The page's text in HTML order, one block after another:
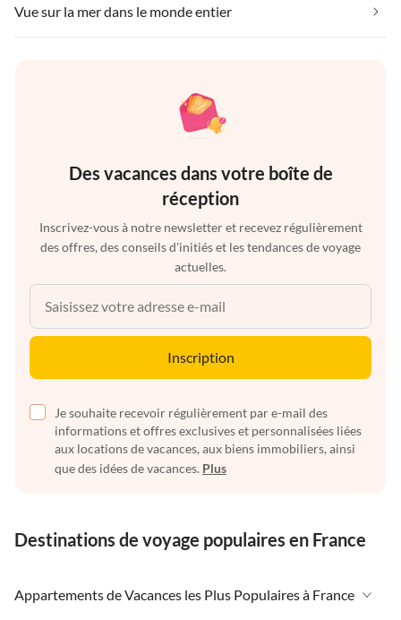
Vue sur la mer dans le monde entier
Des vacances dans votre boîte de
réception
Inscrivez-vous à notre newsletter et recevez régulièrement
des offres, des conseils d'initiés et les tendances de voyage
actuelles.
Inscription
Je souhaite recevoir régulièrement par e-mail des
informations et offres exclusives et personnalisées liées
aux locations de vacances, aux biens immobiliers, ainsi
que des idées de vacances. Plus
Destinations de voyage populaires en France
Appartements de Vacances les Plus Populaires à France